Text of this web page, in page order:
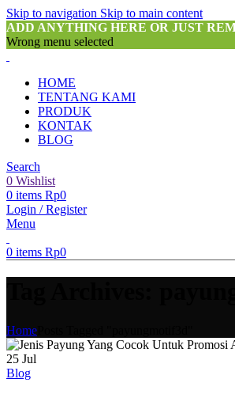
Skip to navigation Skip to main content
ADD ANYTHING HERE OR JUST
Wrong menu selected
HOME
TENTANG KAMI
PRODUK
KONTAK
BLOG
Search
0 Wishlist
0 items Rp0
Login / Register
Menu
0 items Rp0
Home
25 Jul
Blog